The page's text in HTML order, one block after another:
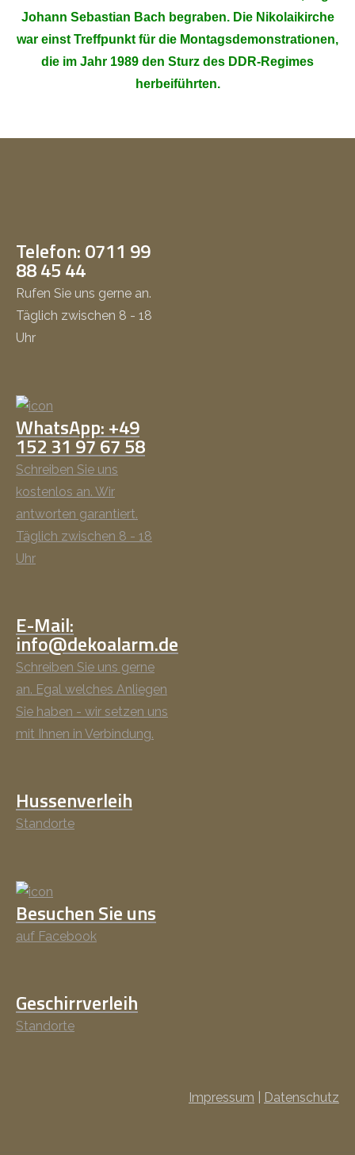
Johann Sebastian Bach begraben. Die Nikolaikirche
war einst Treffpunkt für die Montagsdemonstrationen,
die im Jahr 1989 den Sturz des DDR-Regimes
herbeiführten.
Telefon: 0711 99
88 45 44
Rufen Sie uns gerne an.
Täglich zwischen 8 - 18
Uhr
WhatsApp: +49
152 31 97 67 58
Schreiben Sie uns
kostenlos an. Wir
antworten garantiert.
Täglich zwischen 8 - 18
Uhr
E-Mail:
info@dekoalarm.de
Schreiben Sie uns gerne
an. Egal welches Anliegen
Sie haben - wir setzen uns
mit Ihnen in Verbindung.
Hussenverleih
Standorte
Besuchen Sie uns
auf Facebook
Geschirrverleih
Standorte
Impressum Datenschutz